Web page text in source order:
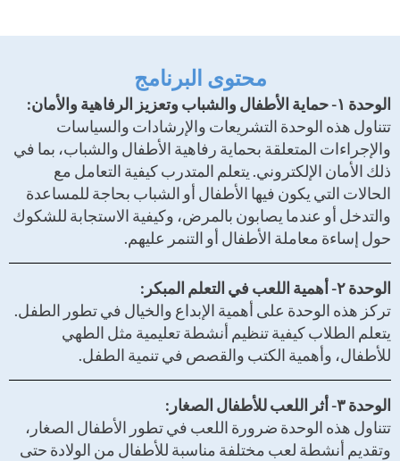
محتوى البرنامج
الوحدة ۱- حماية الأطفال والشباب وتعزيز الرفاهية والأمان:
تتناول هذه الوحدة التشريعات والإرشادات والسياسات
والإجراءات المتعلقة بحماية رفاهية الأطفال والشباب، بما في
ذلك الأمان الإلكتروني. يتعلم المتدرب كيفية التعامل مع
الحالات التي يكون فيها الأطفال أو الشباب بحاجة للمساعدة
والتدخل أو عندما يصابون بالمرض، وكيفية الاستجابة للشكوك
حول إساءة معاملة الأطفال أو التنمر عليهم.
الوحدة ۲- أهمية اللعب في التعلم المبكر:
تركز هذه الوحدة على أهمية الإبداع والخيال في تطور الطفل.
يتعلم الطلاب كيفية تنظيم أنشطة تعليمية مثل الطهي
للأطفال، وأهمية الكتب والقصص في تنمية الطفل.
الوحدة ۳- أثر اللعب للأطفال الصغار:
تتناول هذه الوحدة ضرورة اللعب في تطور الأطفال الصغار،
وتقديم أنشطة لعب مختلفة مناسبة للأطفال من الولادة حتى